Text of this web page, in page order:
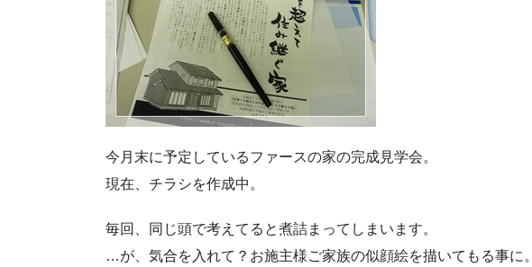
今月末に予定しているファースの家の完成見学会。
現在、チラシを作成中。
毎回、同じ頭で考えてると煮詰まってしまいます。
…が、気合を入れて？お施主様ご家族の似顔絵を描いてもる事に。